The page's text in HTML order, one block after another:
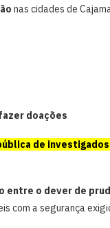
nas cidades de
doações
de investigados
o dever de
com a segurança